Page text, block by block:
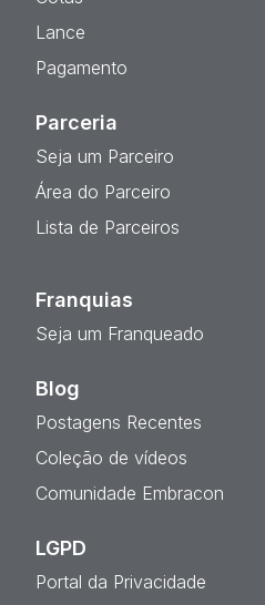
Lance
Pagamento
Parceria
Seja um Parceiro
Área do Parceiro
Lista de Parceiros
Franquias
Seja um Franqueado
Blog
Postagens Recentes
Coleção de vídeos
Comunidade Embracon
LGPD
Portal da Privacidade